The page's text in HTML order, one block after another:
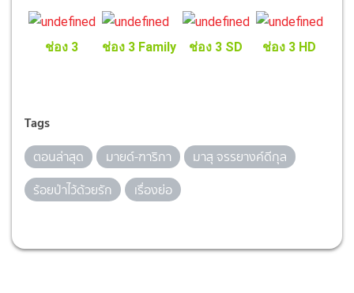
ช่อง 3 ช่อง 3 Family ช่อง 3 SD ช่อง 3 HD
Tags
ตอนล่าสุด มายด์-ฑาริกา
มาสุ จรรยางค์ดีกุล
ร้อยป่าไว้ด้วยรัก
เรื่องย่อ